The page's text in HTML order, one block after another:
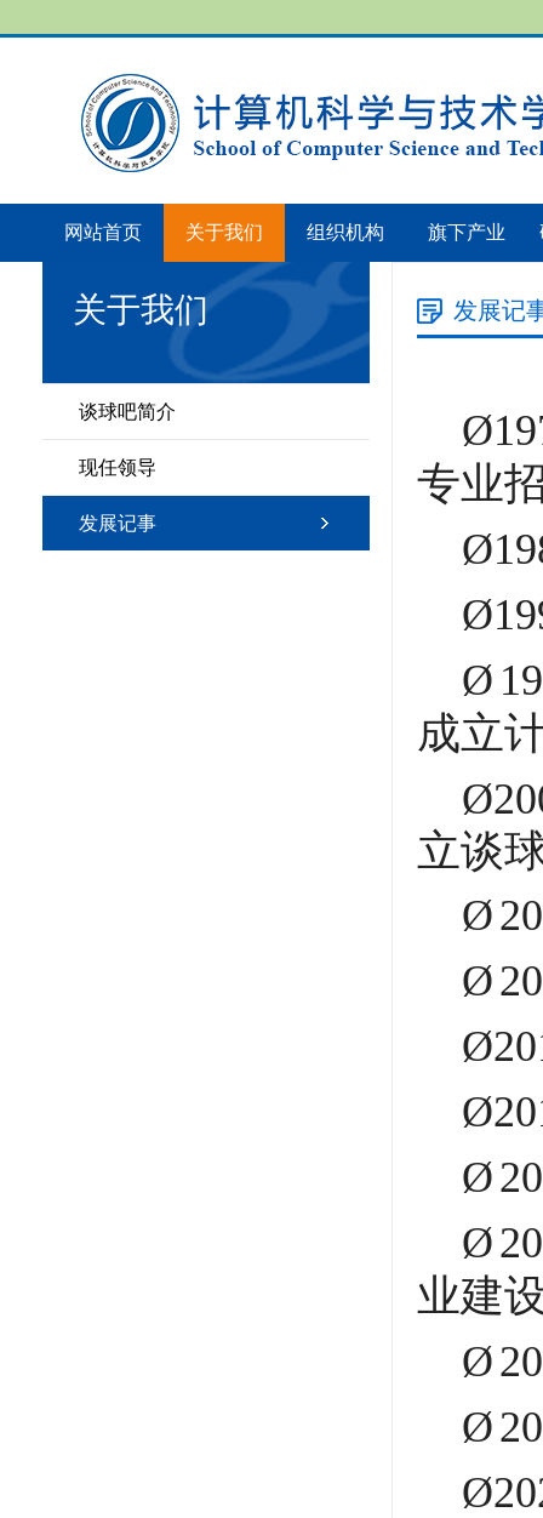
网站首页 关于我们 组织机构 旗下产业
关于我们
谈球吧简介
现任领导
发展记事
发展记
Ø
专业
Ø
Ø
Ø 1
成立
Ø
立谈
Ø
Ø
Ø
Ø
Ø
Ø
业建
Ø
Ø
Ø